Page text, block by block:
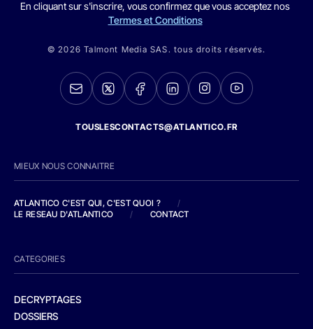
En cliquant sur s'inscrire, vous confirmez que vous acceptez nos
Termes et Conditions
© 2026 Talmont Media SAS. tous droits réservés.
TOUSLESCONTACTS@ATLANTICO.FR
MIEUX NOUS CONNAITRE
ATLANTICO C'EST QUI, C'EST QUOI ?
/
LE RESEAU D'ATLANTICO
/ CONTACT
CATEGORIES
DECRYPTAGES
DOSSIERS